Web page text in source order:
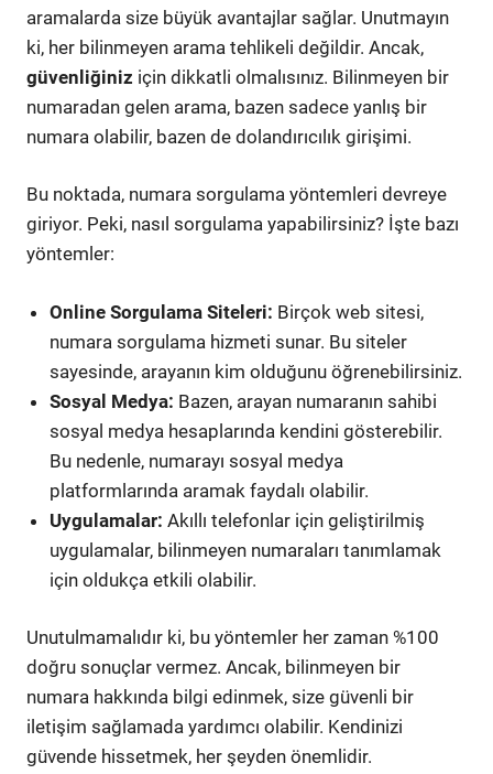
aramalarda size büyük avantajlar sağlar. Unutmayın
ki, her bilinmeyen arama tehlikeli değildir. Ancak,
güvenliğiniz için dikkatli olmalısınız. Bilinmeyen bir
numaradan gelen arama, bazen sadece yanlış bir
numara olabilir, bazen de dolandırıcılık girişimi.
Bu noktada, numara sorgulama yöntemleri devreye
giriyor. Peki, nasıl sorgulama yapabilirsiniz? İşte bazı
yöntemler:
Online Sorgulama Siteleri: Birçok web sitesi,
numara sorgulama hizmeti sunar. Bu siteler
sayesinde, arayanın kim olduğunu öğrenebilirsiniz.
Sosyal Medya: Bazen, arayan numaranın sahibi
sosyal medya hesaplarında kendini gösterebilir.
Bu nedenle, numarayı sosyal medya
platformlarında aramak faydalı olabilir.
Uygulamalar: Akıllı telefonlar için geliştirilmiş
uygulamalar, bilinmeyen numaraları tanımlamak
için oldukça etkili olabilir.
Unutulmamalıdır ki, bu yöntemler her zaman %100
doğru sonuçlar vermez. Ancak, bilinmeyen bir
numara hakkında bilgi edinmek, size güvenli bir
iletişim sağlamada yardımcı olabilir. Kendinizi
güvende hissetmek, her şeyden önemlidir.